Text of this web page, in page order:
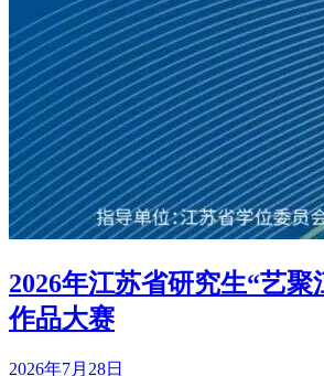
2026年江苏省研究生“艺聚
作品大赛
2026年7月28日